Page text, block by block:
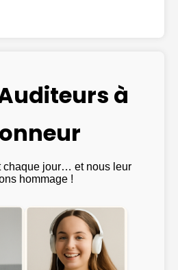
à
chaque jour… et nous leur
hommage !